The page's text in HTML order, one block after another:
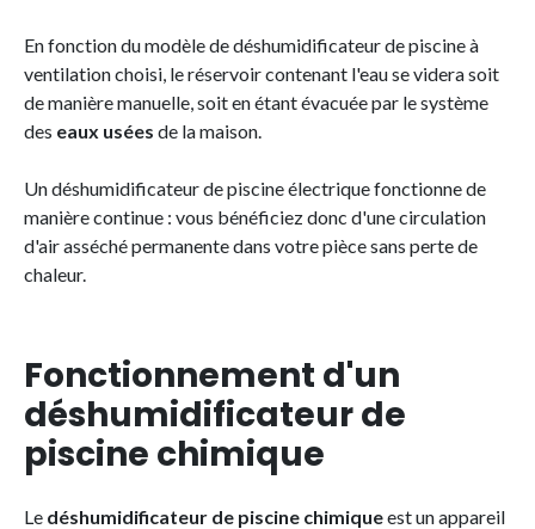
En fonction du modèle de déshumidificateur de piscine à
ventilation choisi, le réservoir contenant l'eau se videra soit
de manière manuelle, soit en étant évacuée par le système
des eaux usées de la maison.
Un déshumidificateur de piscine électrique fonctionne de
manière continue : vous bénéficiez donc d'une circulation
d'air asséché permanente dans votre pièce sans perte de
chaleur.
Fonctionnement d'un
déshumidificateur de
piscine chimique
Le déshumidificateur de piscine chimiqueest un appareil